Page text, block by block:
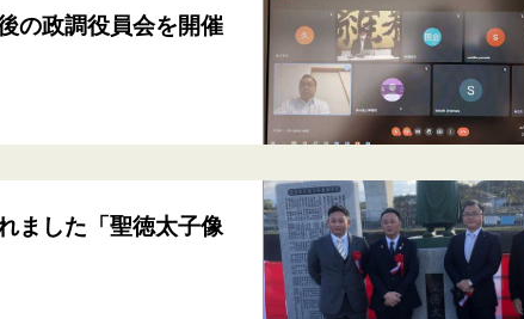
の政調役員会を開催
ました「聖徳太子像